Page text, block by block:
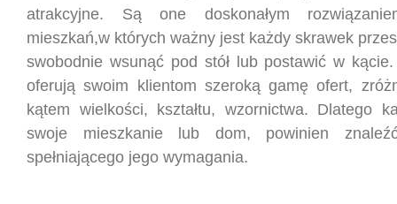
atrakcyjne. Są one doskonałym
mieszkań,w których ważny jest każdy skrawek
swobodnie wsunąć pod stół lub postawić w
oferują swoim klientom szeroką gamę ofert,
kątem wielkości, kształtu, wzornictwa. Dlatego
swoje mieszkanie lub dom, powinien
spełniającego jego wymagania.